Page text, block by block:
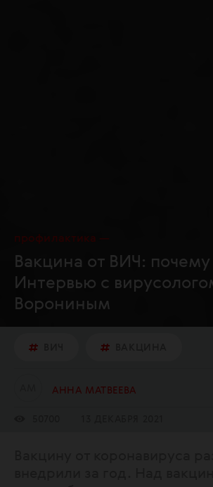
профилактика
Вакцина от ВИЧ: почему
Интервью с
Ворониным
АННА МАТВЕЕВА